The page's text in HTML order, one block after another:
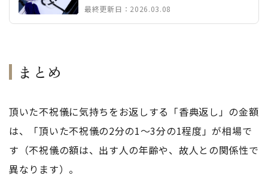
最終更新日：2026.03.08
まとめ
頂いた不祝儀に気持ちをお返しする「香典返し」の金額
は、「頂いた不祝儀の2分の1～3分の1程度」が相場で
す（不祝儀の額は、出す人の年齢や、故人との関係性で
異なります）。